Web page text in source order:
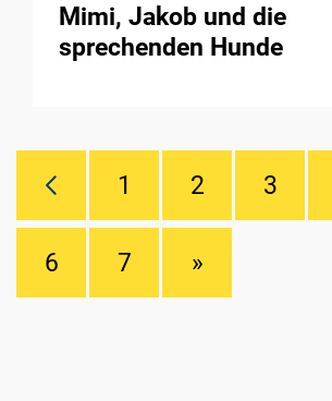
Mimi, Jakob und die
sprechenden Hunde
1 2 3
6 7 »